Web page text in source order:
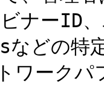
ナーID
などの特
ワーク